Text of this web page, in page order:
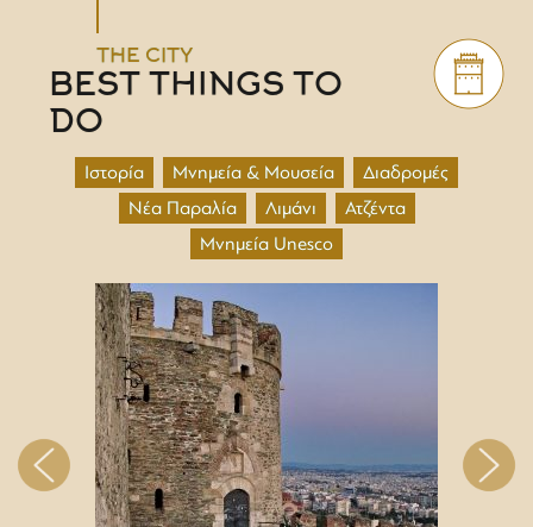
THE CITY
BEST THINGS TO
DO
Ιστορία Μνημεία & Μουσεία
Διαδρομές
Νέα Παραλία
Λιμάνι
Ατζέντα
Μνημεία Unesco